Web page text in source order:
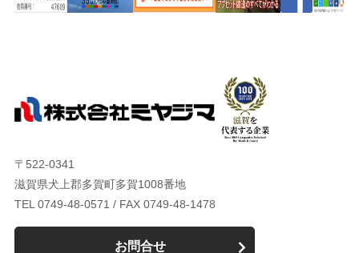
〒522-0341
滋賀県犬上郡多賀町多賀1008番地
TEL 0749-48-0571 / FAX 0749-48-1478
お問合せ